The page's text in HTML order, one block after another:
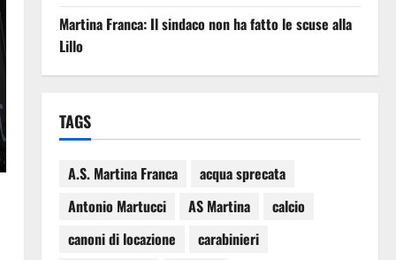
Martina Franca: Il sindaco non ha fatto le scuse alla
Lillo
TAGS
A.S. Martina Franca
acqua sprecata
Antonio Martucci
AS Martina
calcio
canoni di locazione
carabinieri